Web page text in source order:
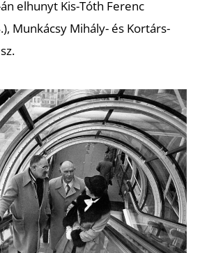
elhunyt Kis-Tóth Ferenc
Munkácsy Mihály- és Kortárs-